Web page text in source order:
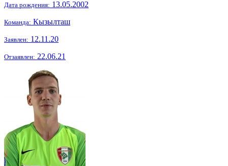
Дата рождения: 13.05.2002
Команда: Кызылташ
Заявлен: 12.11.20
Отзаявлен: 22.06.21